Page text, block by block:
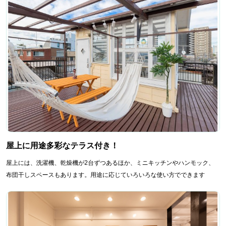
屋上に用途多彩なテラス付き！
屋上には、洗濯機、乾燥機が2台ずつあるほか、ミニキッチンやハンモック、
布団干しスペースもあります。用途に応じていろいろな使い方でできます